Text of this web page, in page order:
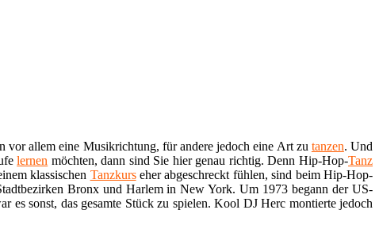
vor allem eine Musikrichtung, für andere jedoch eine Art zu tanzen. Und
lernen möchten, dann sind Sie hier genau richtig. Denn Hip-Hop-Tanz
klassischen Tanzkurseher abgeschreckt fühlen, sind beim Hip-Hop-
Bronx und Harlem in New York. Um 1973 begann der US-
sonst, das gesamte Stück zu spielen. Kool DJ Herc montierte jedoch